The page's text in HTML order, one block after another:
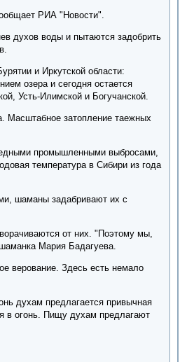
РИА "Новости".
духов воды и пытаются задобрить
и Иркутской области:
озера и сегодня остается
Усть-Илимской и Богучанской.
Масштабное затопление таежных
промышленными выбросами,
температура в Сибири из года
шаманы задабривают их с
от них. "Поэтому мы,
Мария Бадагуева.
верование. Здесь есть немало
духам предлагается привычная
в огонь. Пищу духам предлагают